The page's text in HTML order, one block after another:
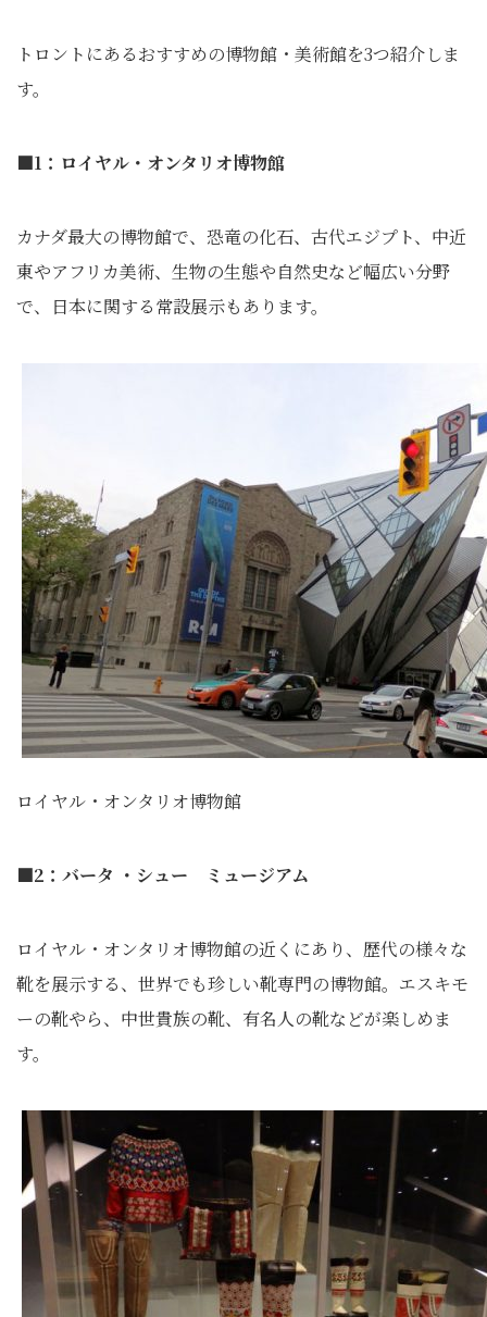
トロントにあるおすすめの博物館・美術館を3つ紹介しま
す。
■1：ロイヤル・オンタリオ博物館
カナダ最大の博物館で、恐竜の化石、古代エジプト、中近
東やアフリカ美術、生物の生態や自然史など幅広い分野
で、日本に関する常設展示もあります。
ロイヤル・オンタリオ博物館
■2：バータ ・シュー ミュージアム
ロイヤル・オンタリオ博物館の近くにあり、歴代の様々な
靴を展示する、世界でも珍しい靴専門の博物館。エスキモ
ーの靴やら、中世貴族の靴、有名人の靴などが楽しめま
す。